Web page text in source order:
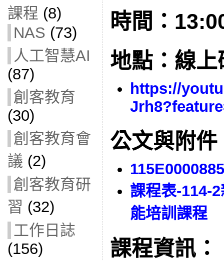
課程 (8)
NAS (73)
人工智慧AI
(87)
創客教育
(30)
創客教育會
議 (2)
創客教育研
習 (32)
工作日誌
(156)
時間：
地點：線上
https://
公文與附件
115E0000885
課程表-114-
能培訓課程
課程資訊：